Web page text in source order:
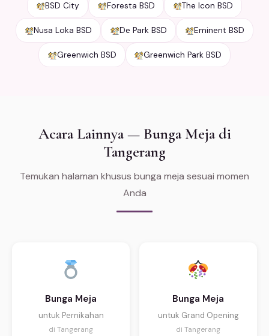
BSD City Foresta BSD The Icon BSD
Nusa Loka BSD De Park BSD Eminent BSD
Greenwich BSD Greenwich Park BSD
Acara Lainnya — Bunga Meja di
Tangerang
Temukan halaman khusus bunga meja sesuai momen
Anda
Bunga Meja
untuk Pernikahan
di Tangerang
Bunga Meja
untuk Grand Opening
di Tangerang